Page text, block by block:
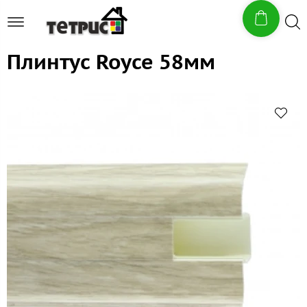
Плинтус Royce 58мм